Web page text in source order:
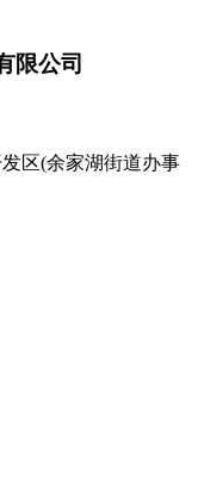
限公司
区(余家湖街道办事